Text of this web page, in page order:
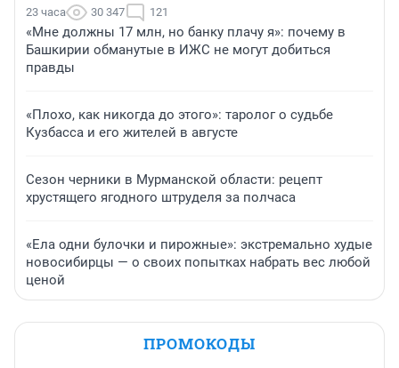
23 часа 30 347 121
«Мне должны 17 млн, но банку плачу я»: почему в
Башкирии обманутые в ИЖС не могут добиться
правды
«Плохо, как никогда до этого»: таролог о судьбе
Кузбасса и его жителей в августе
Сезон черники в Мурманской области: рецепт
хрустящего ягодного штруделя за полчаса
«Ела одни булочки и пирожные»: экстремально худые
новосибирцы — о своих попытках набрать вес любой
ценой
ПРОМОКОДЫ